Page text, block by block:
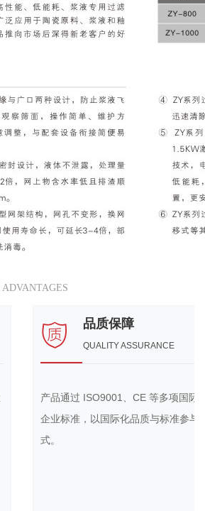
ADVANTAGES
ASSURANCE
、CE 等多项国际认证，建立规范管理体系与
化品质与标准参与市场竞争，接轨国际运营模